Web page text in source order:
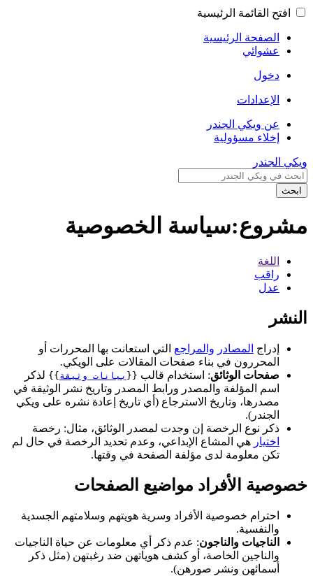
افتح القائمة الرئيسية
الصفحة الرئيسية
عشوائي
دخول
الإعدادات
عن ويكي الجندر
إخلاء مسؤولية
ويكي الجندر
ابحث
مشروع:سياسة الخصوصية
اللغة
راقب
عدل
النشر
إدراج المصادر والمراجع التي استعانت بها المحررات أو
المحررون في بناء صفحات المقالات على الويكي.
صفحات الوثائق: استخدام قالب {{ بيانات وثيقة}} لذكر
اسم المؤلفة والمصدر ورابط المصدر وتاريخ نشر الوثيقة في
مصدرها، وتاريخ الاسترجاع (أي تاريخ إعادة نشره على ويكي
الجندر).
ذكر نوع الرخصة إن وجدت لمصدر الوثائق، مثال: رخصة
اختيار هي المشاع الإبداعي، وعدم تحديد الرخصة في حال لم
تكن معلومة لدى مؤلفة الصفحة في وقتها.
خصوصية الأفراد مواضيع الصفحات
احترام خصوصية الأفراد وسرية هويتهم وسلامتهم الجسدية
والنفسية.
الناجيات والناجون: عدم ذكر أي معلومات عن حياة الناجيات
والناجين الخاصة، أو كشف هوياتهن ضد رغبتهن (مثل ذكر
أسمائهن ونشر صورهن).